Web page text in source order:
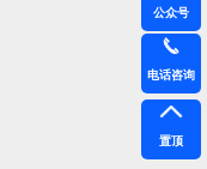
公众号
电话咨询
置顶